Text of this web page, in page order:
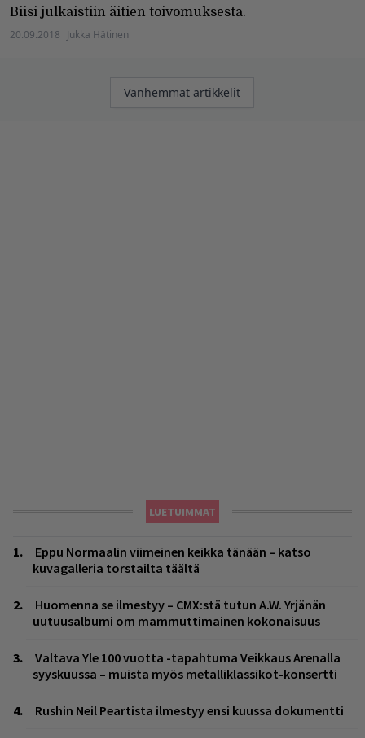
Biisi julkaistiin äitien toivomuksesta.
20.09.2018 Jukka Hätinen
Artikkelien
Vanhemmat artikkelit
LUETUIMMAT
Eppu Normaalin viimeinen keikka tänään – katso
kuvagalleria torstailta täältä
Huomenna se ilmestyy – CMX:stä tutun A.W. Yrjänän
uutuusalbumi om mammuttimainen kokonaisuus
Valtava Yle 100 vuotta -tapahtuma Veikkaus Arenalla
syyskuussa – muista myös metalliklassikot-konsertti
Rushin Neil Peartista ilmestyy ensi kuussa dokumentti